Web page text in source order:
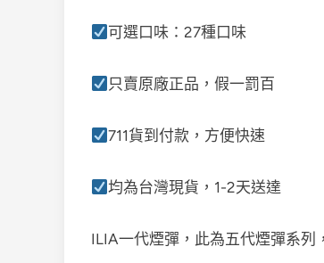
可選口味：27種口味
只賣原廠正品，假一罰百
711貨到付款，方便快速
均為台灣現貨，1-2天送達
ILIA一代煙彈，此為五代煙彈系列